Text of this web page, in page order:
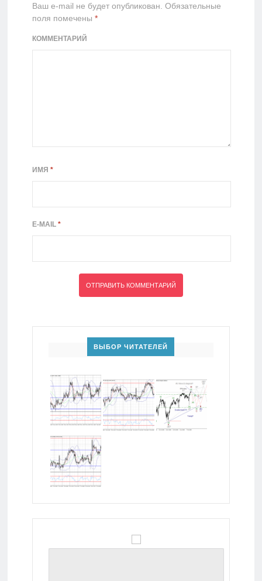
Ваш e-mail не будет опубликован. Обязательные
поля помечены *
КОММЕНТАРИЙ
ИМЯ *
E-MAIL *
ВЫБОР ЧИТАТЕЛЕЙ